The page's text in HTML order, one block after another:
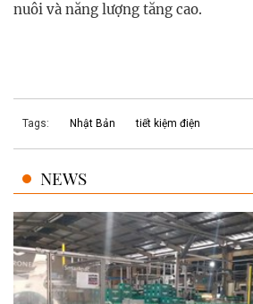
nuôi và năng lượng tăng cao.
Tags: Nhật Bản tiết kiệm điện
NEWS